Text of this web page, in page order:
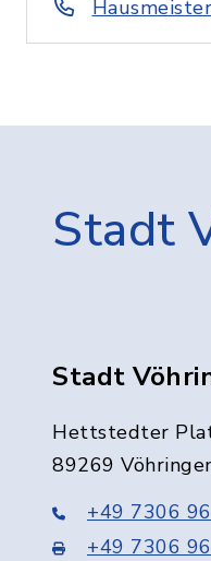
Stadt
Stadt
Hettstedter
89269
+49 7306
+49 7306